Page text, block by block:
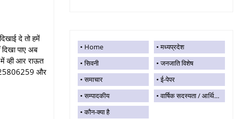
दे तो हमें
पाए अब
व्ही आर राऊत
और
Home
मध्यप्रदेश
सिवनी
जनजाति विशेष
समाचार
ई-पेपर
सम्पादकीय
वार्षिक सदस्यता / आर्थिक सहयोग
कौन-क्या है